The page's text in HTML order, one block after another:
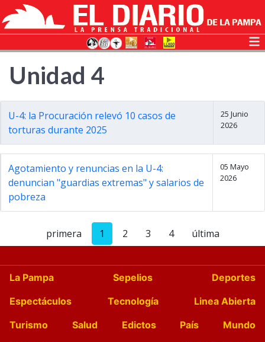
Unidad 4
U-4: la Procuración relevó 10 casos de
torturas durante 2025
25 Junio
2026
Agotamiento y renuncias en la U-4:
denuncian "guardias extremas" y salarios de
pobreza
05 Mayo
2026
primera 1 2 3 4 última
La Pampa Sepelios
Deportes
Espectáculos
Tecnología
Linea Abierta
Turismo
Salud Edictos País
Mundo